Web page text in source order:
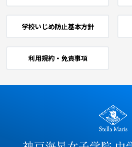
学校いじめ防止基本方針
利用規約・免責事項